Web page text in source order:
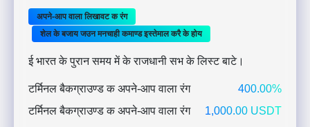
अपने-आप वाला लिखावट क रंग
शेल के बजाय जउन मनचाही कमाण्ड इस्तेमाल करै के होय
ई भारत के पुरान समय में के राजधानी सभ के लिस्ट बाटे।
टर्मिनल बैकग्राउण्ड क अपने-आप वाला रंग
400.00%
टर्मिनल बैकग्राउण्ड क अपने-आप वाला रंग
1,000.00 USDT